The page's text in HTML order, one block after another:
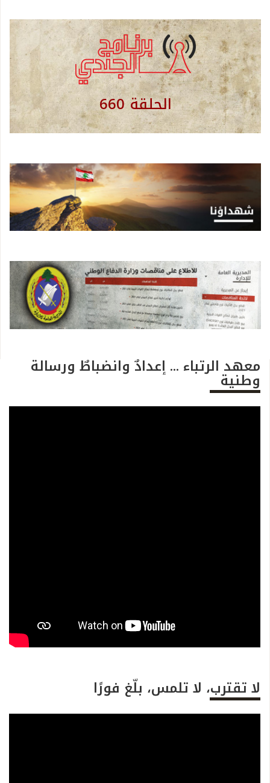
الحلقة 660
معهد الرتباء ... إعدادٌ وانضباطٌ ورسالة
وطنية
لا تقترب، لا تلمس، بلّغ فورًا